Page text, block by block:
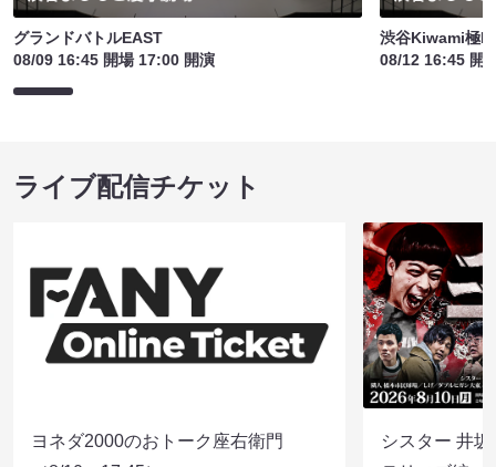
グランドバトルEAST
08/09 16:45 開場 17:00 開演
渋谷Kiwami極
08/12 16:45 開
ライブ配信チケット
ヨネダ2000のおトーク座右衛門
シスター 井